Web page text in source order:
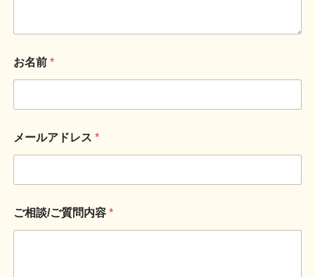
お名前 *
メールアドレス *
何
に
ご相談/ご質問内容 *